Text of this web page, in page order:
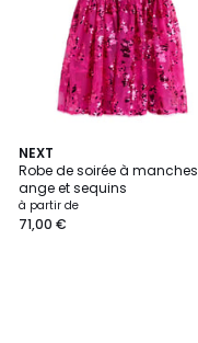
NEXT
Robe de soirée à manches
ange et sequins
à partir de
71,00 €